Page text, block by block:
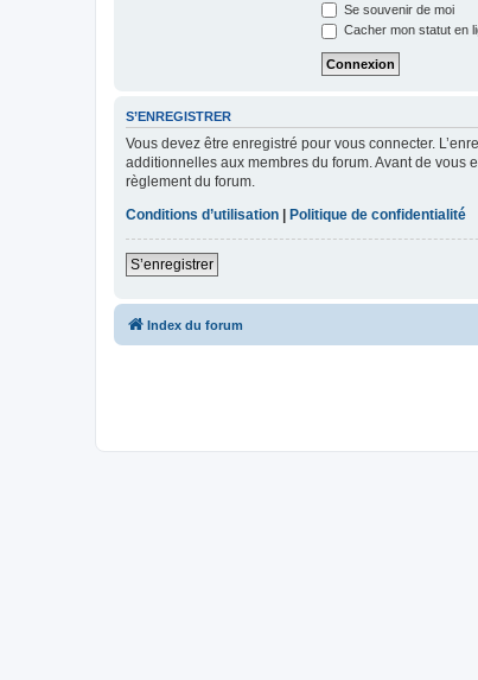
Se souvenir de moi
Cacher mon statut en
S’ENREGISTRER
Vous devez être enregistré pour vous connecter.
additionnelles aux membres du forum. Avant de vous
règlement du forum.
Conditions d’utilisation
Politique de confidentialité
S’enregistrer
Index du forum